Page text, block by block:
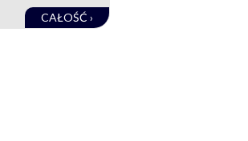
CAŁOŚĆ ›